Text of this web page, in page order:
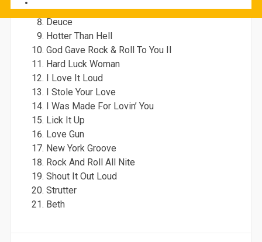
Detroit Rock City
Deuce
Hotter Than Hell
God Gave Rock & Roll To You II
Hard Luck Woman
I Love It Loud
I Stole Your Love
I Was Made For Lovin’ You
Lick It Up
Love Gun
New York Groove
Rock And Roll All Nite
Shout It Out Loud
Strutter
Beth